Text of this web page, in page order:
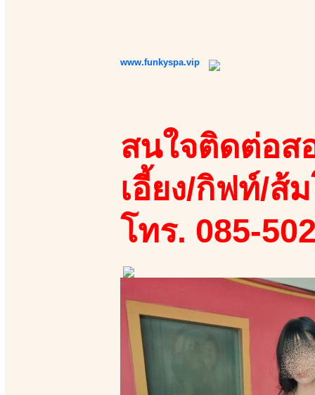
www.funkyspa.vip
สนใจติดต่อส
เอี้ยง/กิฟท์/ส้
โทร. 085-